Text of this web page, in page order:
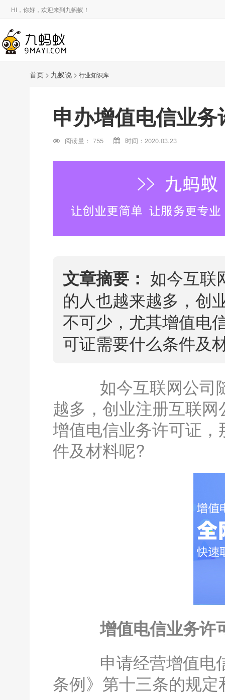
HI，你好，欢迎来到九蚂蚁！
首页 > 九蚁说 > 行业知识库
申办增值电信业
阅读量： 755 时间：2020.03.23
文章摘要： 如今互联
的人也越来越多，创
不可少，尤其增值电
可证需要什么条件及
如今互联网公司
越多，创业注册互联
增值电信业务许可证
件及材料呢?
增值电信业务许
申请经营增值电
条例》第十三条的规